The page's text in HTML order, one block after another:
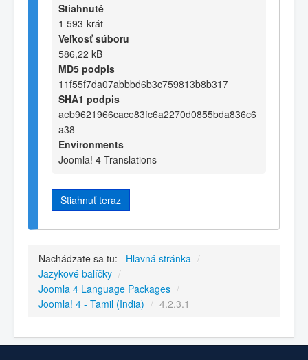
Stiahnuté
1 593-krát
Veľkosť súboru
586,22 kB
MD5 podpis
11f55f7da07abbbd6b3c759813b8b317
SHA1 podpis
aeb9621966cace83fc6a2270d0855bda836c6
a38
Environments
Joomla! 4 Translations
Stiahnuť teraz
Nachádzate sa tu: Hlavná stránka /
Jazykové balíčky /
Joomla 4 Language Packages /
Joomla! 4 - Tamil (India) / 4.2.3.1